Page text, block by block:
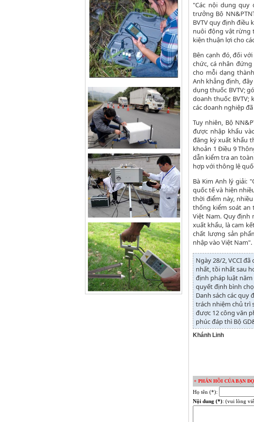
"Các nội dung quy
trưởng Bộ
BVTV quy định điều
nuôi động vật rừng
kiện thuận lợi cho
Bên cạnh đó, đối
chức, cá nhân
cho mỗi dạng
Anh khẳng định,
dụng thuốc BVTV;
doanh thuốc
các doanh nghiệp
Tuy nhiên, Bộ
được nhập khẩu
đăng ký xuất khẩu
khoản 1 Điều 9
dẫn kiểm tra an
hợp với thông lệ
Bà Kim Anh lý giải:
quốc tế và hiện
thời điểm này,
thống kiểm soát an
Việt Nam. Quy định
xuất khẩu, là cam
chất lượng sản
nhập vào Việt Nam".
Ngày 28/2, VCCI
nhất, tồi nhất sau
định pháp luật năm
quyết định bình
Danh sách các quy
trách nhiệm chủ trì
được 12 công văn
phúc đáp thì Bộ
Khánh Linh
+ PHẢN HỒI CỦA BẠN
Họ tên (*):
Nội dung (*): (vui lòng